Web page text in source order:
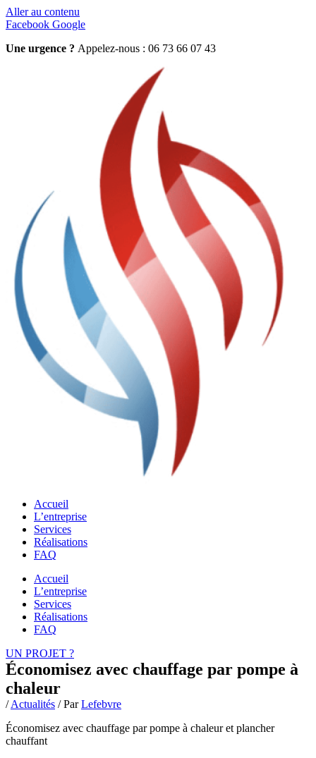
Aller au contenu
Facebook Google
Une urgence ? Appelez-nous : 06 73 66 07 43
Accueil
L’entreprise
Services
Réalisations
FAQ
Accueil
L’entreprise
Services
Réalisations
FAQ
UN PROJET ?
Économisez avec chauffage par pompe à
chaleur
/Actualités / ParLefebvre
Économisez avec chauffage par pompe à chaleur et plancher
chauffant